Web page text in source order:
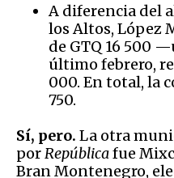
A diferencia del
los Altos, López
de GTQ 16 500
último febrero,
000. En total, la
750.
Sí, pero. La otra
porRepúblicafue
Bran Montenegro,